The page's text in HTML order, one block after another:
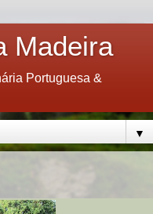
Madeira
Portuguesa &
▼